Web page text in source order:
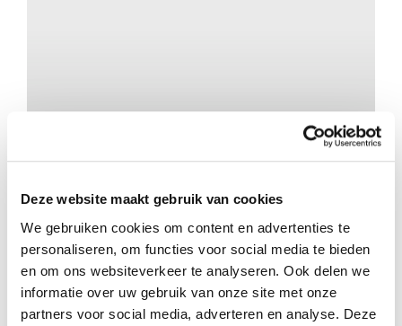
Deze website maakt gebruik van cookies
We gebruiken cookies om content en advertenties te
personaliseren, om functies voor social media te bieden
en om ons websiteverkeer te analyseren. Ook delen we
informatie over uw gebruik van onze site met onze
partners voor social media, adverteren en analyse. Deze
We zijn weer thuis